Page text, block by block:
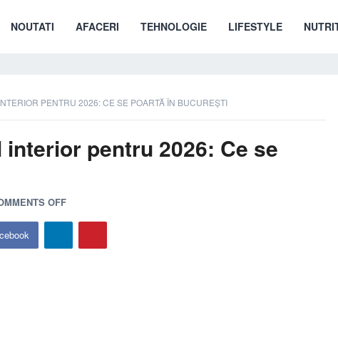
NOUTATI AFACERI TEHNOLOGIE LIFESTYLE
PENTRU 2026: CE SE POARTĂ ÎN BUCUREȘTI
pentru 2026: Ce se
OFF